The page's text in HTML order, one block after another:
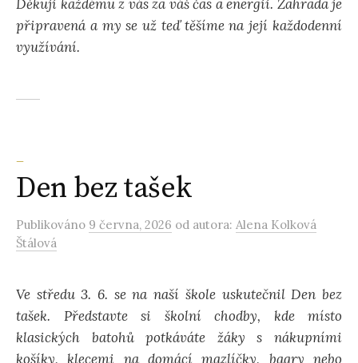
Děkuji každému z vás za váš čas a energii. Zahrada je
připravená a my se už teď těšíme na její každodenní
využívání.
Den bez tašek
Publikováno 9 června, 2026 od autora: Alena Kolková
Štálová
Ve středu 3. 6. se na naší škole uskutečnil Den bez
tašek. Představte si školní chodby, kde místo
klasických batohů potkáváte žáky s nákupními
košíky, klecemi na domácí mazlíčky, bagry nebo